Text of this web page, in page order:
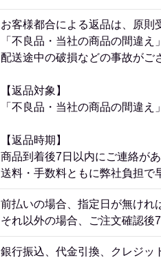
お客様都合による返品は、原則
「不良品・当社の商品の間違え
配送途中の破損などの事故がご
【返品対象】
「不良品・当社の商品の間違え
【返品時期】
商品到着後7日以内にご連絡が
送料・手数料ともに弊社負担で
前払いの場合、指定日が無けれ
それ以外の場合、ご注文確認後
銀行振込、代金引換、クレジッ